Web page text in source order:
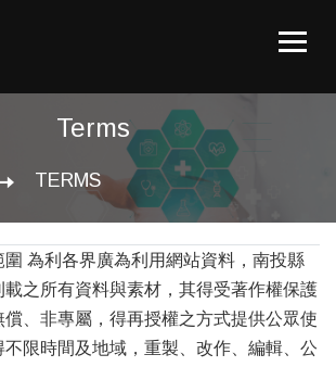
Terms
TERMS
為利各界廣為利用網站資料，南投縣
載之所有資料與素材，其得受著作權保護
償、非專屬，得再授權之方式提供公眾使
不限時間及地域，重製、改作、編輯、公